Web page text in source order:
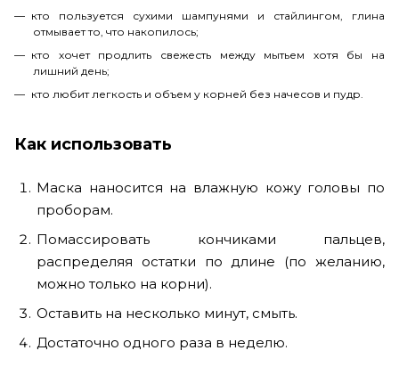
кто пользуется сухими шампунями и стайлингом, глина
отмывает то, что накопилось;
кто хочет продлить свежесть между мытьем хотя бы на
лишний день;
кто любит легкость и объем у корней без начесов и пудр.
Как использовать
Маска наносится на влажную кожу головы по
проборам.
Помассировать кончиками пальцев,
распределяя остатки по длине (по желанию,
можно только на корни).
Оставить на несколько минут, смыть.
Достаточно одного раза в неделю.